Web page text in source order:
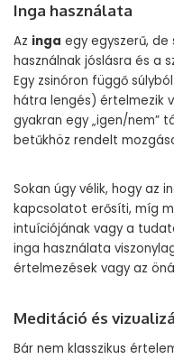
Inga használata
Az inga egy egyszerű, de
használnak jóslásra és a
Egy zsinóron függő
hátra lengés) értelmezik
gyakran egy „igen/nem”
betűkhöz rendelt
Sokan úgy vélik, hogy az
kapcsolatot erősíti, míg
intuíciójának vagy a
inga használata
értelmezések vagy az
Meditáció és
Bár nem klasszikus